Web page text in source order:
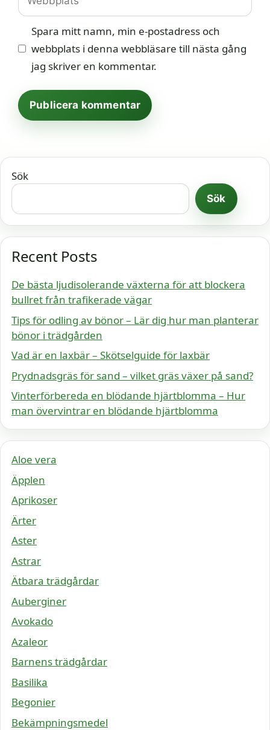
Spara mitt namn, min e-postadress och
webbplats i denna webbläsare till nästa gång
jag skriver en kommentar.
Sök
Sök
Recent Posts
De bästa ljudisolerande växterna för att blockera
bullret från trafikerade vägar
Tips för odling av bönor – Lär dig hur man planterar
bönor i trädgården
Vad är en laxbär – Skötselguide för laxbär
Prydnadsgräs för sand – vilket gräs växer på sand?
Vinterförbereda en blödande hjärtblomma – Hur
man övervintrar en blödande hjärtblomma
Aloe vera
Äpplen
Aprikoser
Ärter
Aster
Astrar
Ätbara trädgårdar
Auberginer
Avokado
Azaleor
Barnens trädgårdar
Basilika
Begonier
Bekämpningsmedel